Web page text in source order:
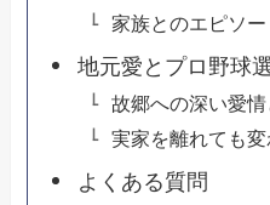
家族とのエピソ
地元愛とプロ野球
故郷への深い愛
実家を離れても
よくある質問